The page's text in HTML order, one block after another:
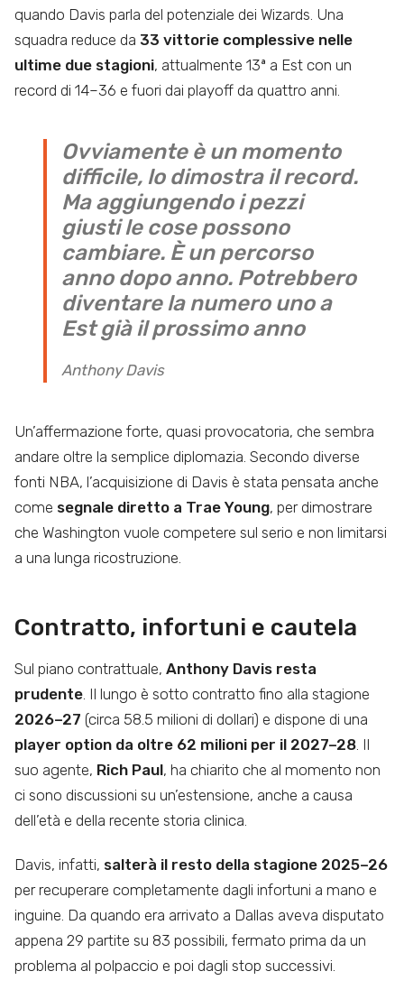
quando Davis parla del potenziale dei Wizards. Una
squadra reduce da 33 vittorie complessive nelle
ultime due stagioni, attualmente 13ª a Est con un
record di 14–36 e fuori dai playoff da quattro anni.
Ovviamente è un momento
difficile, lo dimostra il record.
Ma aggiungendo i pezzi
giusti le cose possono
cambiare. È un percorso
anno dopo anno. Potrebbero
diventare la numero uno a
Est già il prossimo anno
Anthony Davis
Un’affermazione forte, quasi provocatoria, che sembra
andare oltre la semplice diplomazia. Secondo diverse
fonti NBA, l’acquisizione di Davis è stata pensata anche
come segnale diretto a Trae Young, per dimostrare
che Washington vuole competere sul serio e non limitarsi
a una lunga ricostruzione.
Contratto, infortuni e cautela
Sul piano contrattuale, Anthony Davis resta
prudente. Il lungo è sotto contratto fino alla stagione
2026–27 (circa 58.5 milioni di dollari) e dispone di una
player option da oltre 62 milioni per il 2027–28. Il
suo agente, Rich Paul, ha chiarito che al momento non
ci sono discussioni su un’estensione, anche a causa
dell’età e della recente storia clinica.
Davis, infatti, salterà il resto della stagione 2025–26
per recuperare completamente dagli infortuni a mano e
inguine. Da quando era arrivato a Dallas aveva disputato
appena 29 partite su 83 possibili, fermato prima da un
problema al polpaccio e poi dagli stop successivi.